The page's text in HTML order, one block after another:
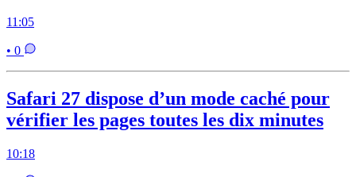
11:05
• 0
Safari 27 dispose d’un mode caché pour
vérifier les pages toutes les dix minutes
10:18